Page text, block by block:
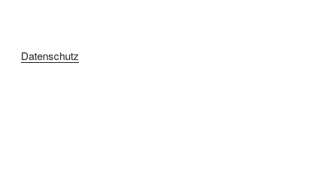
Datenschutz